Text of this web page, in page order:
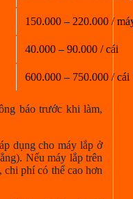
150.000 – 220.000 /
40.000 – 90.000 / cái
600.000 – 750.000 / cái
báo trước khi làm,
dụng cho máy lắp ở
Nếu máy lắp trên
phí có thể cao hơn